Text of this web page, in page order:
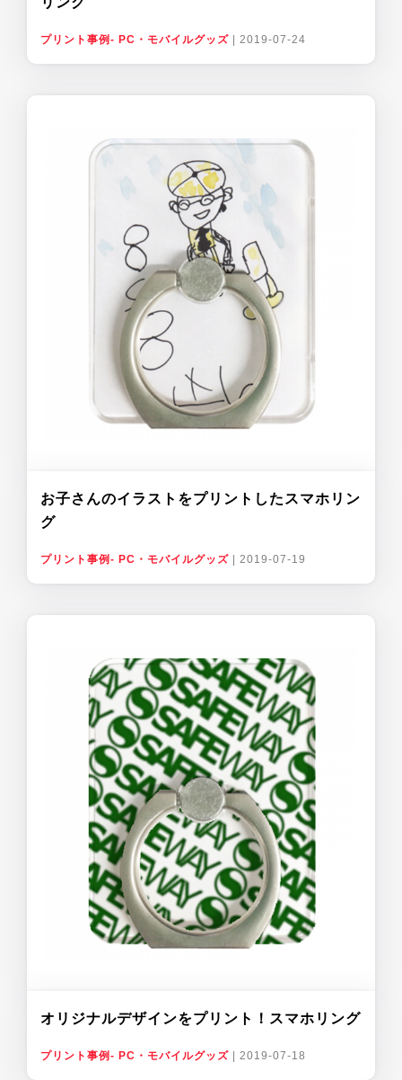
プリント事例- PC・モバイルグッズ 2019-07-24
お子さんのイラストをプリントしたスマホリン
グ
プリント事例- PC・モバイルグッズ 2019-07-19
オリジナルデザインをプリント！スマホリング
プリント事例- PC・モバイルグッズ 2019-07-18